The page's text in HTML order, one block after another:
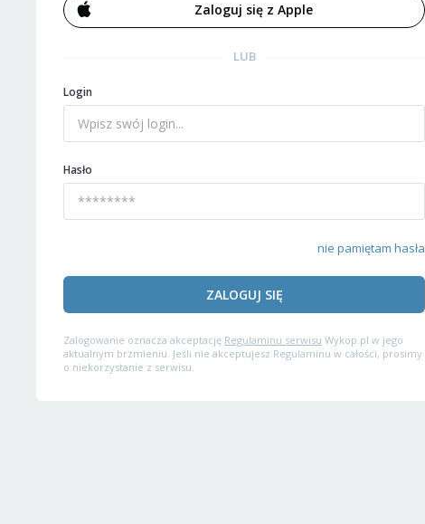
Zaloguj się z Apple
LUB
Login
Hasło
nie pamiętam hasła
ZALOGUJ SIĘ
Zalogowanie oznacza akceptację Regulaminu serwisu Wykop.pl w jego
aktualnym brzmieniu. Jeśli nie akceptujesz Regulaminu w całości, prosimy
o niekorzystanie z serwisu.